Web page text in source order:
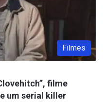
Filmes
filme
um serial killer